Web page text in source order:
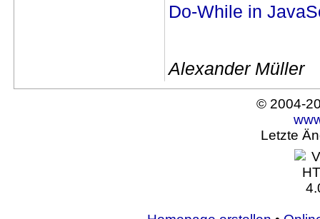
Do-While in
Alexander Müller
© 2004-
Letzte